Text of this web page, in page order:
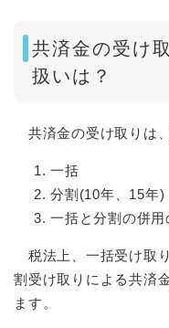
共済金の受け
扱いは？
共済金の受け取りは
一括
分割(10年、15年)
一括と分割の併用
税法上、一括受け取
割受け取りによる共済
ます。